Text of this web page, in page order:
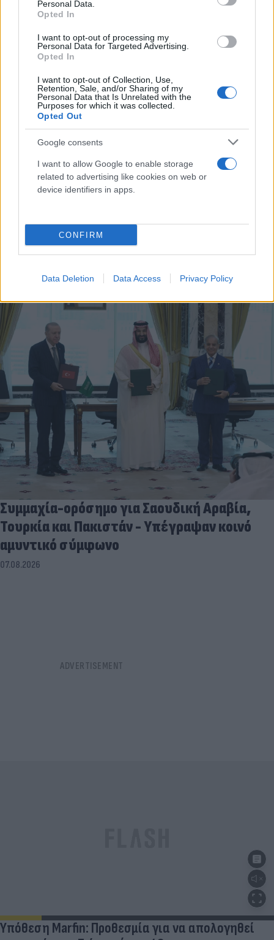
Personal Data.
Opted In
I want to opt-out of processing my
Personal Data for Targeted Advertising.
Opted In
I want to opt-out of Collection, Use,
Retention, Sale, and/or Sharing of my
Personal Data that Is Unrelated with the
Purposes for which it was collected.
Opted Out
Google consents
I want to allow Google to enable storage
related to advertising like cookies on web or
device identifiers in apps.
CONFIRM
Data Deletion Data Access Privacy Policy
FLASH FOCUS
Συμμαχία-ορόσημο για Σαουδική Αραβία,
Τουρκία και Πακιστάν - Υπέγραψαν κοινό
αμυντικό σύμφωνο
07.08.2026
Υπόθεση Marfin: Προθεσμία για να απολογηθεί
την ερχόμενη Τρίτη πήρε η 46χρονη